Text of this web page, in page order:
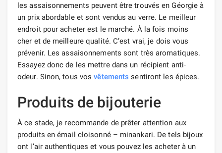
les assaisonnements peuvent être trouvés en Géorgie à
un prix abordable et sont vendus au verre. Le meilleur
endroit pour acheter est le marché. À la fois moins
cher et de meilleure qualité. C’est vrai, je dois vous
prévenir. Les assaisonnements sont très aromatiques.
Essayez donc de les mettre dans un récipient anti-
odeur. Sinon, tous vosvêtements sentiront les épices.
Produits de bijouterie
À ce stade, je recommande de prêter attention aux
produits en émail cloisonné – minankari. De tels bijoux
ont l’air authentiques et vous pouvez les acheter à un